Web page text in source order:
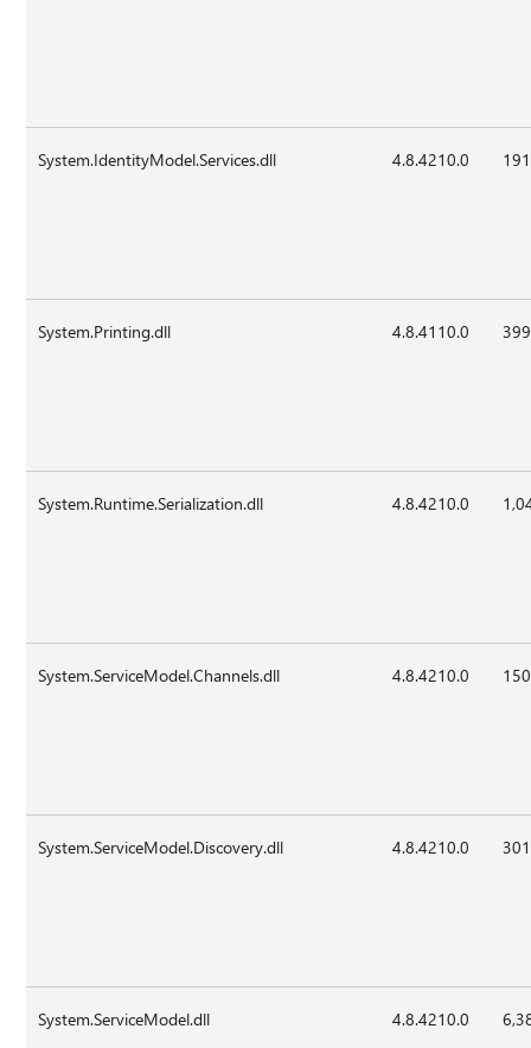
System.IdentityModel.Services.dll 4.8.4210.0
System.Printing.dll 4.8.4110.0
System.Runtime.Serialization.dll 4.8.4210.0
System.ServiceModel.Channels.dll 4.8.4210.0
System.ServiceModel.Discovery.dll 4.8.4210.0
System.ServiceModel.dll 4.8.4210.0